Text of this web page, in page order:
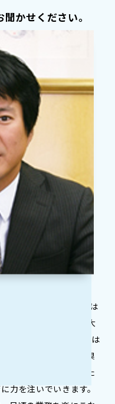
かせください。
に” この理念にゴールは
り、そのために一番大
安田金属の財産、それは
めに頑張ってきた結果
も理念を追い続けるた
力を注いでいきます。